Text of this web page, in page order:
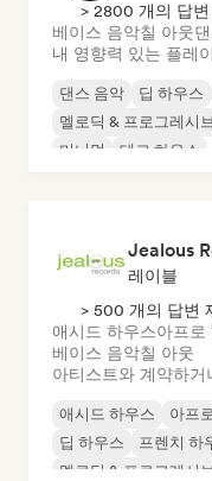
> 2800 개의 답변
베이스 음악칠 아웃
내 영향력 있는 플레
댄스 음악 딥 하우스
멜로딕 & 프로그레시
미니멀
테크 하우스
Jealous
레이블
> 500 개의 답변
애시드 하우스아프로
베이스 음악칠 아웃
아티스트와 계약하
애시드 하우스 아프
딥 하우스
프렌치 하
멜로딕 & 프로그레시